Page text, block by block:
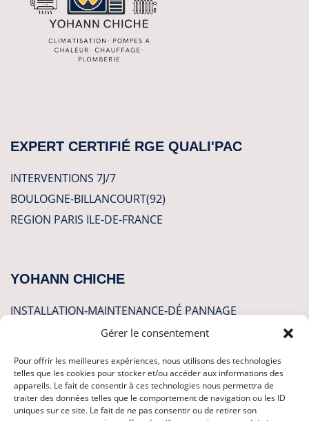
Gérer le consentement
Pour offrir les meilleures expériences, nous utilisons des technologies
telles que les cookies pour stocker et/ou accéder aux informations des
appareils. Le fait de consentir à ces technologies nous permettra de
traiter des données telles que le comportement de navigation ou les ID
uniques sur ce site. Le fait de ne pas consentir ou de retirer son
EXPERT CERTIFIÉ RGE QUALI'PAC
INTERVENTIONS 7J/7
BOULOGNE-BILLANCOURT(92)
REGION PARIS ILE-DE-FRANCE
YOHANN CHICHE
INSTALLATION-MAINTENANCE-DÉ PANNAGE
POMPES A CHALEUR
PLOMBERIE
CHAUFFAGE